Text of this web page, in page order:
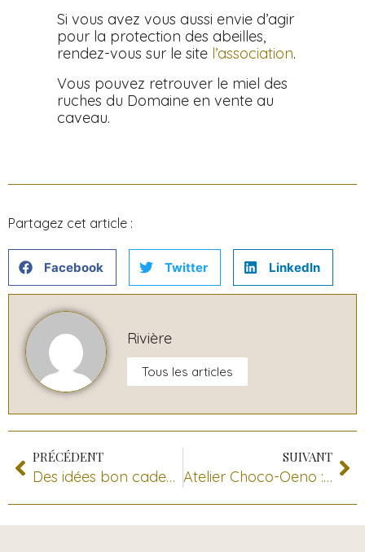
Si vous avez vous aussi envie d’agir
pour la protection des abeilles,
rendez-vous sur le site l’association.
Vous pouvez retrouver le miel des
ruches du Domaine en vente au
caveau.
Partagez cet article :
Facebook Twitter LinkedIn
Rivière
Tous les articles
PRÉCÉDENT
Des idées bon cadeau et recette pour un noël inoubliable
SUIVANT
Atelier Choco-Oeno : Dégustation Vins et Chocolats